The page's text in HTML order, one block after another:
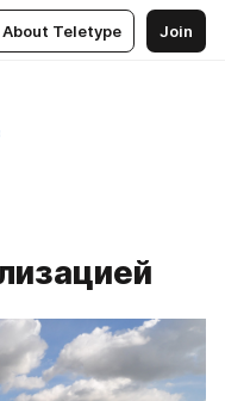
About Teletype Join